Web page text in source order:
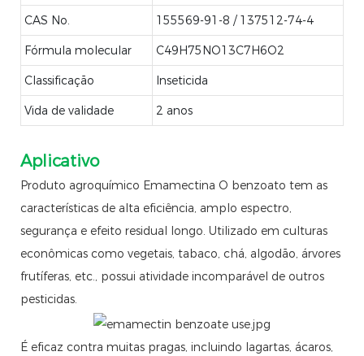
CAS No. 155569-91-8 / 137512-74-4
Fórmula molecular C49H75NO13C7H6O2
Classificação Inseticida
Vida de validade 2 anos
Aplicativo
Produto agroquímico Emamectina O benzoato tem as
características de alta eficiência, amplo espectro,
segurança e efeito residual longo. Utilizado em culturas
econômicas como vegetais, tabaco, chá, algodão, árvores
frutíferas, etc., possui atividade incomparável de outros
pesticidas.
É eficaz contra muitas pragas, incluindo lagartas, ácaros,